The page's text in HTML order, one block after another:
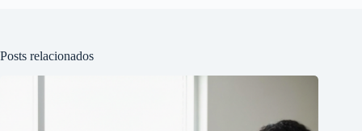
Posts relacionados